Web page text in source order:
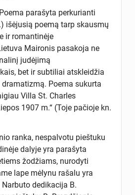
parašyta perkurianti
išėjusią poemą tarp skausmų
ir romantinėje
Maironis pasakoja ne
judėjimą
bet ir subtiliai atskleidžia
Poema sukurta
Villa St. Charles
1907 m.“ (Toje pačioje kn.
ranka, nespalvotu pieštuku
dalyje yra parašyta
žodžiams, nurodyti
lape mėlynu rašalu yra
dedikacija B.